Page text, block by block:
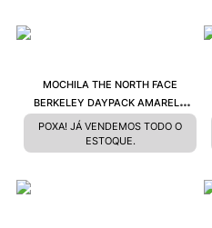
MOCHILA THE NORTH FACE
BERKELEY DAYPACK AMARELO
52VQHFQ
POXA! JÁ VENDEMOS TODO O
ESTOQUE.